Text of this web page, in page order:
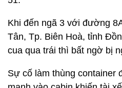
Khi đến ngã 3 với đường
Tân, Tp. Biên Hoà, tỉnh
cua qua trái thì bất ngờ bị
Sự cố làm thùng container